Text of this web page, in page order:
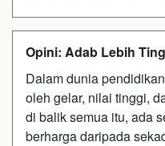
Opini: Adab Lebih
Dalam dunia
oleh gelar, nilai tinggi,
di balik semua itu, ada
berharga daripada